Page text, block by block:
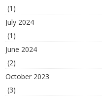
(1)
July 2024
(1)
June 2024
(2)
October 2023
(3)